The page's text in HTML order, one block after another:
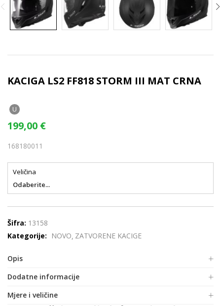
KACIGA LS2 FF818 STORM III MAT CRNA
U
199,00 €
168180011
Veličina
Odaberite...
Šifra: 13158
Kategorije:
NOVO ZATVORENE KACIGE
Opis
Dodatne informacije
Mjere i veličine